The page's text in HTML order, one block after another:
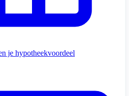
je hypotheekvoordeel